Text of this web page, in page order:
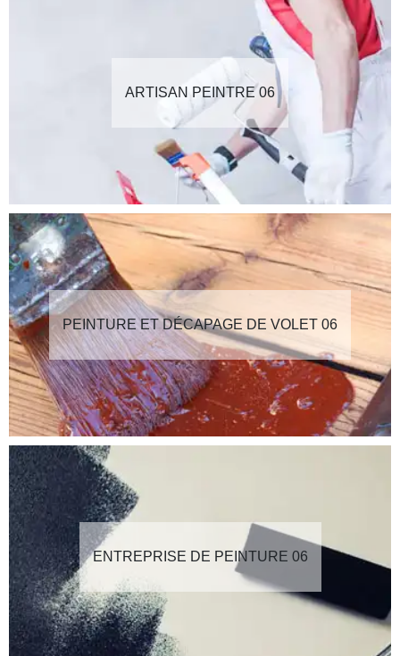
ARTISAN PEINTRE 06
PEINTURE ET DÉCAPAGE DE VOLET 06
ENTREPRISE DE PEINTURE 06